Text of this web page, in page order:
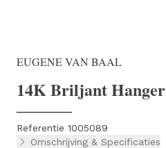
EUGENE VAN BAAL
14K Briljant Hanger
Referentie 1005089
Omschrijving & Specificaties